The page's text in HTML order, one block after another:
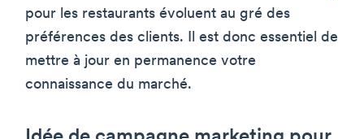
pour les restaurants évoluent au gré des
préférences des clients. Il est donc essentiel de
mettre à jour en permanence votre
connaissance du marché.